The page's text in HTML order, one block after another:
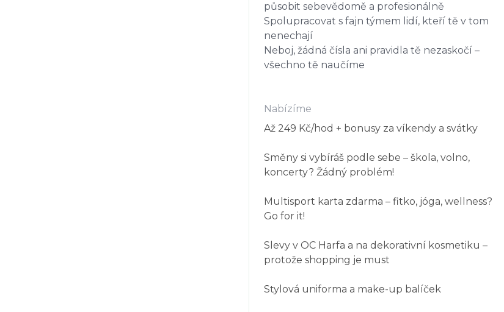
působit sebevědomě a profesionálně
Spolupracovat s fajn týmem lidí, kteří tě v tom
nenechají
Neboj, žádná čísla ani pravidla tě nezaskočí –
všechno tě naučíme
Nabízíme
Až 249 Kč/hod + bonusy za víkendy a svátky
Směny si vybíráš podle sebe – škola, volno,
koncerty? Žádný problém!
Multisport karta zdarma – fitko, jóga, wellness?
Go for it!
Slevy v OC Harfa a na dekorativní kosmetiku –
protože shopping je must
Stylová uniforma a make-up balíček